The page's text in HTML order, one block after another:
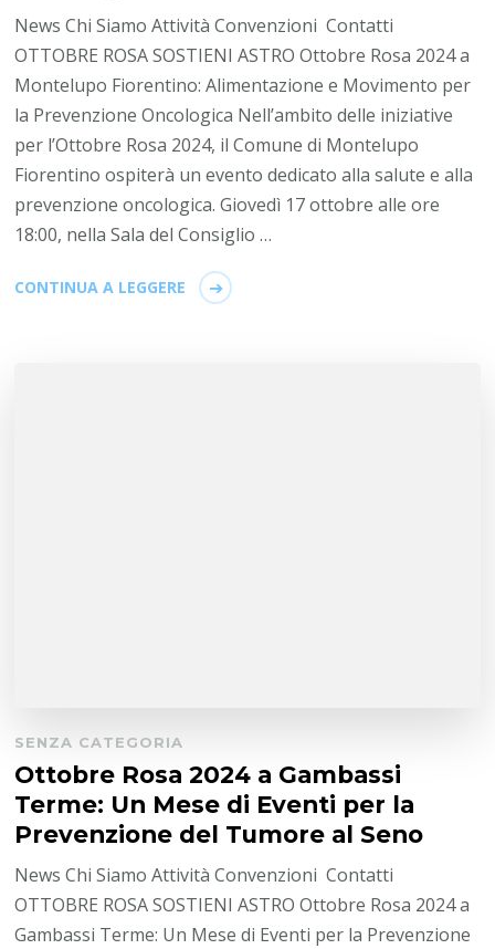
News Chi Siamo Attività Convenzioni Contatti
OTTOBRE ROSA SOSTIENI ASTRO Ottobre Rosa 2024 a
Montelupo Fiorentino: Alimentazione e Movimento per
la Prevenzione Oncologica Nell’ambito delle iniziative
per l’Ottobre Rosa 2024, il Comune di Montelupo
Fiorentino ospiterà un evento dedicato alla salute e alla
prevenzione oncologica. Giovedì 17 ottobre alle ore
18:00, nella Sala del Consiglio …
CONTINUA A LEGGERE
SENZA CATEGORIA
Ottobre Rosa 2024 a Gambassi
Terme: Un Mese di Eventi per la
Prevenzione del Tumore al Seno
News Chi Siamo Attività Convenzioni Contatti
OTTOBRE ROSA SOSTIENI ASTRO Ottobre Rosa 2024 a
Gambassi Terme: Un Mese di Eventi per la Prevenzione